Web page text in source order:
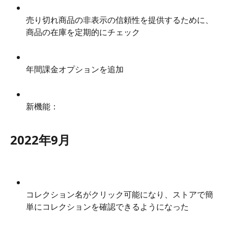
売り切れ商品の非表示の信頼性を提供するために、
商品の在庫を定期的にチェック
年間課金オプションを追加
新機能：
2022年9月
コレクション名がクリック可能になり、ストアで簡
単にコレクションを確認できるようになった